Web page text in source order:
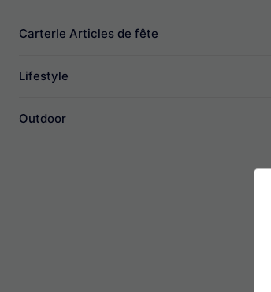
CarterIe Articles de fête
Lifestyle
Outdoor